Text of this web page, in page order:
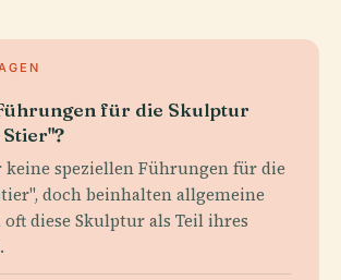
für die Skulptur
keine speziellen Führungen für die
doch beinhalten allgemeine
diese Skulptur als Teil ihres